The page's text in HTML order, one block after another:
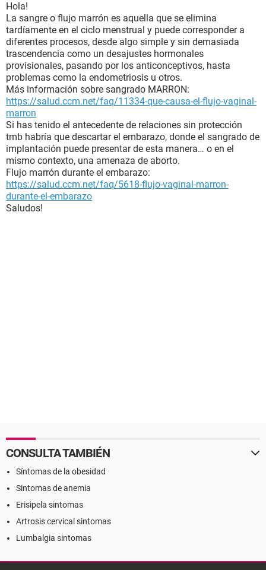
Hola!
La sangre o flujo marrón es aquella que se elimina
tardíamente en el ciclo menstrual y puede corresponder a
diferentes procesos, desde algo simple y sin demasiada
trascendencia como un desajustes hormonales
provisionales, pasando por los anticonceptivos, hasta
problemas como la endometriosis u otros.
Más información sobre sangrado MARRON:
https://salud.ccm.net/faq/11334-que-causa-el-flujo-vaginal-
marron
Si has tenido el antecedente de relaciones sin protección
tmb habría que descartar el embarazo, donde el sangrado de
implantación puede presentar de esta manera… o en el
mismo contexto, una amenaza de aborto.
Flujo marrón durante el embarazo:
https://salud.ccm.net/faq/5618-flujo-vaginal-marron-
durante-el-embarazo
Saludos!
CONSULTA TAMBIÉN
Síntomas de la obesidad
Sintomas de anemia
Erisipela sintomas
Artrosis cervical sintomas
Lumbalgia sintomas